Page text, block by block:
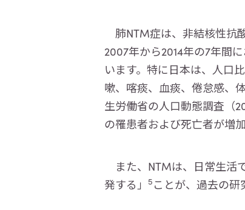
肺NTM症は、非結核性抗
2007年から2014年の7年間
います。特に日本は、人口
嗽、喀痰、血痰、倦怠感、
生労働省の人口動態調査（
の罹患者および死亡者が増
また、NTMは、日常生活
発する」
5 ことが、過去の研